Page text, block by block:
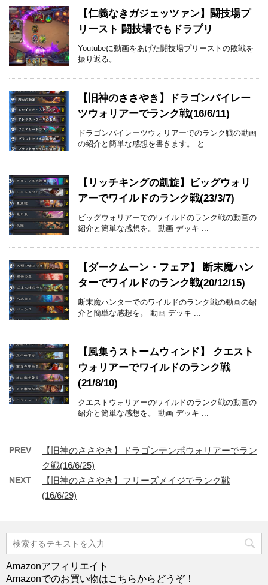
【仁義なきガジェッツァン】闘技場プ
リースト 闘技場でもドラプリ
Youtubeに動画をあげた闘技場プリーストの敗戦を
振り返る。
【旧神のささやき】ドラゴンパイレー
ツウォリアーでランク戦(16/6/11)
ドラゴンパイレーツウォリアーでのランク戦の動画
の紹介と簡単な感想を書きます。 と ...
【リッチキングの凱旋】ビッグウォリ
アーでワイルドのランク戦(23/3/7)
ビッグウォリアーでのワイルドのランク戦の動画の
紹介と簡単な感想を。 動画 デッキ ...
【ダークムーン・フェア】 断末魔ハン
ターでワイルドのランク戦(20/12/15)
断末魔ハンターでのワイルドのランク戦の動画の紹
介と簡単な感想を。 動画 デッキ ...
【風集うストームウィンド】 クエスト
ウォリアーでワイルドのランク戦
(21/8/10)
クエストウォリアーのワイルドのランク戦の動画の
紹介と簡単な感想を。 動画 デッキ ...
PREV
【旧神のささやき】ドラゴンテンポウォリアーでラン
ク戦(16/6/25)
NEXT
【旧神のささやき】フリーズメイジでランク戦
(16/6/29)
Amazonアフィリエイト
Amazonでのお買い物はこちらからどうぞ！